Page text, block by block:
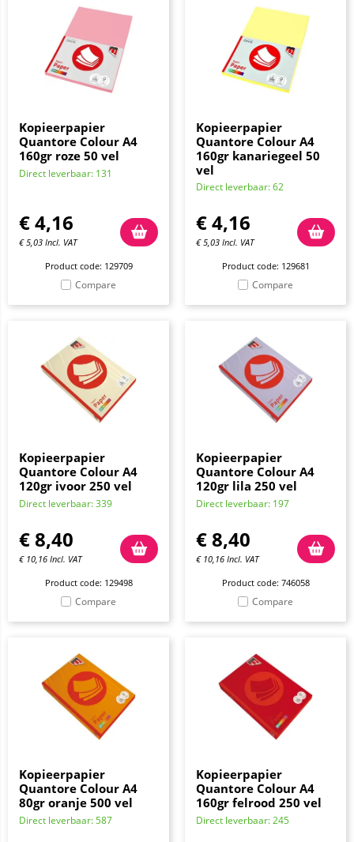
Kopieerpapier
Quantore Colour A4
160gr roze 50 vel
Direct leverbaar: 131
€4,16
€5,03 Incl. VAT
Product code: 129709
Compare
Kopieerpapier
Quantore Colour A4
160gr kanariegeel 50
vel
Direct leverbaar: 62
€4,16
€5,03 Incl. VAT
Product code: 129681
Compare
Kopieerpapier
Quantore Colour A4
120gr ivoor 250 vel
Direct leverbaar: 339
€8,40
€ 10,16 Incl. VAT
Product code: 129498
Compare
Kopieerpapier
Quantore Colour A4
120gr lila 250 vel
Direct leverbaar: 197
€8,40
€ 10,16 Incl. VAT
Product code: 746058
Compare
Kopieerpapier
Quantore Colour A4
80gr oranje 500 vel
Direct leverbaar: 587
Kopieerpapier
Quantore Colour A4
160gr felrood 250 vel
Direct leverbaar: 245